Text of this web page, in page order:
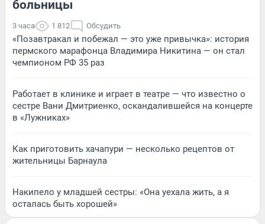
больницы
3 часа 1 812 Обсудить
«Позавтракал и побежал — это уже привычка»: история
пермского марафонца Владимира Никитина — он стал
чемпионом РФ 35 раз
Работает в клинике и играет в театре — что известно о
сестре Вани Дмитриенко, оскандалившейся на концерте
в «Лужниках»
Как приготовить хачапури — несколько рецептов от
жительницы Барнаула
Накипело у младшей сестры: «Она уехала жить, а я
осталась быть хорошей»